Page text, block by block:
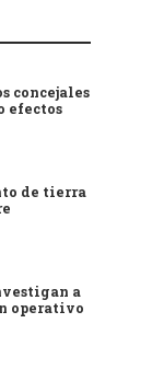
concejales
efectos
de tierra
a
operativo